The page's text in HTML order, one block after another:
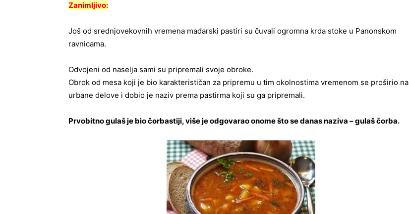
Zanimljivo:
Još od srednjovekovnih vremena mađarski pastiri su čuvali ogromna krda stoke u Panonskom
ravnicama.
Odvojeni od naselja sami su pripremali svoje obroke.
Obrok od mesa koji je bio karakterističan za pripremu u tim okolnostima vremenom se proširio na
urbane delove i dobio je naziv prema pastirma koji su ga pripremali.
Prvobitno gulaš je bio čorbastiji, više je odgovarao onome što se danas naziva – gulaš čorba.